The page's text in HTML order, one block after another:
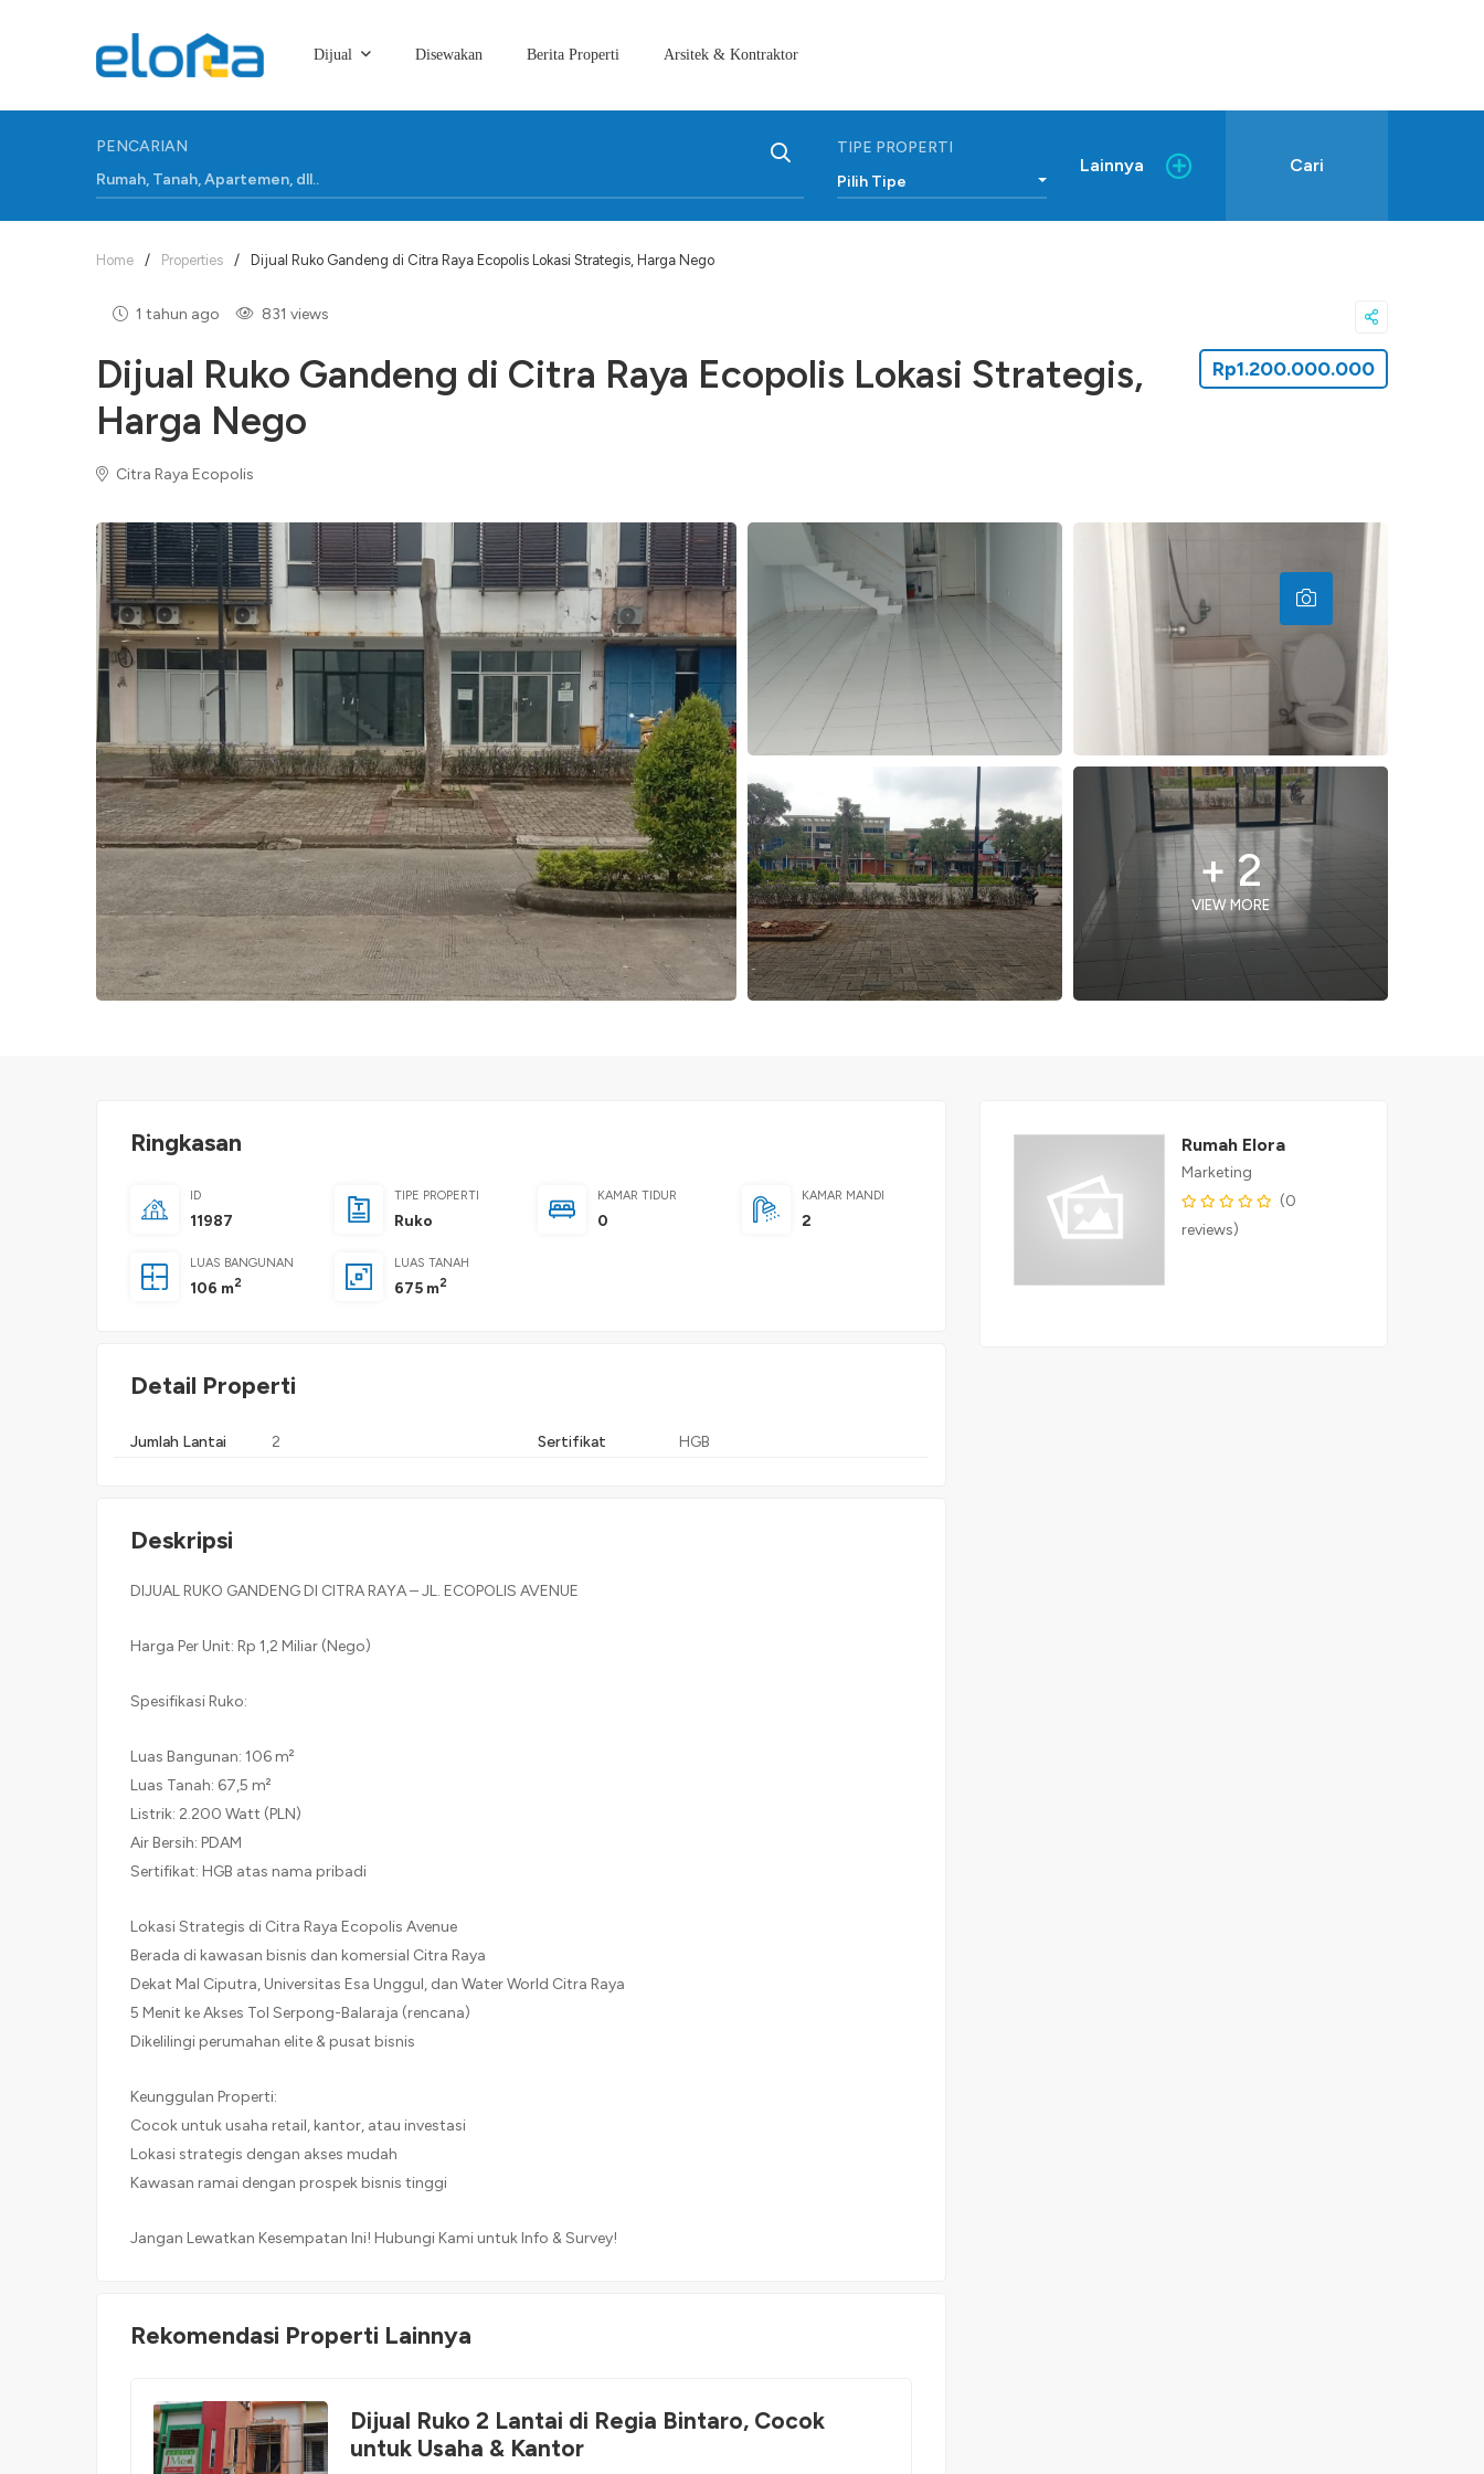
Dijual Disewakan Berita Properti Arsitek & Kontraktor
PENCARIAN
TIPE PROPERTI
Pilih Tipe
Lainnya Cari
Home / Properties / Dijual Ruko Gandeng di Citra Raya Ecopolis Lokasi Strategis, Harga Nego
1 tahun ago 831 views
Dijual Ruko Gandeng di Citra Raya Ecopolis Lokasi Strategis,
Harga Nego
Citra Raya Ecopolis
Rp1.200.000.000
+ 2
VIEW MORE
Ringkasan
ID
11987
TIPE PROPERTI
Ruko
KAMAR TIDUR
0
KAMAR MANDI
2
LUAS BANGUNAN
106 m2
LUAS TANAH
675 m2
Detail Properti
Jumlah Lantai 2 Sertifikat HGB
Deskripsi
DIJUAL RUKO GANDENG DI CITRA RAYA – JL. ECOPOLIS AVENUE
Harga Per Unit: Rp 1,2 Miliar (Nego)
Spesifikasi Ruko:
Luas Bangunan: 106 m²
Luas Tanah: 67,5 m²
Listrik: 2.200 Watt (PLN)
Air Bersih: PDAM
Sertifikat: HGB atas nama pribadi
Lokasi Strategis di Citra Raya Ecopolis Avenue
Berada di kawasan bisnis dan komersial Citra Raya
Dekat Mal Ciputra, Universitas Esa Unggul, dan Water World Citra Raya
5 Menit ke Akses Tol Serpong-Balaraja (rencana)
Dikelilingi perumahan elite & pusat bisnis
Keunggulan Properti:
Cocok untuk usaha retail, kantor, atau investasi
Lokasi strategis dengan akses mudah
Kawasan ramai dengan prospek bisnis tinggi
Jangan Lewatkan Kesempatan Ini! Hubungi Kami untuk Info & Survey!
Rekomendasi Properti Lainnya
Dijual Ruko 2 Lantai di Regia Bintaro, Cocok
untuk Usaha & Kantor
Rumah Elora
Marketing
(0
reviews)